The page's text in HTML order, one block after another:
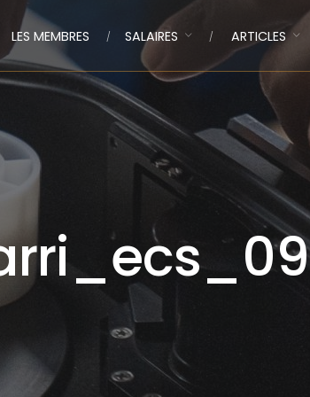
LES MEMBRES SALAIRES ARTICLES